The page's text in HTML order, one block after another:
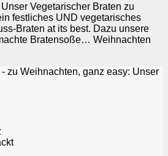
Vegetarischer Braten zu
festliches UND vegetarisches
Braten at its best. Dazu unsere
Bratensoße… Weihnachten